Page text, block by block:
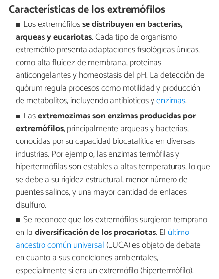
Características de los extremófilos
Los extremófilosse distribuyen en bacterias,
arqueas y eucariotas. Cada tipo de organismo
extremófilo presenta adaptaciones fisiológicas únicas,
como alta fluidez de membrana, proteínas
anticongelantes y homeostasis del pH. La detección de
quórum regula procesos como motilidad y producción
de metabolitos, incluyendo antibióticos yenzimas.
Lasextremozimas son enzimas producidas por
extremófilos, principalmente arqueas y bacterias,
conocidas por su capacidad biocatalítica en diversas
industrias. Por ejemplo, las enzimas termófilas y
hipertermófilas son estables a altas temperaturas, lo que
se debe a su rigidez estructural, menor número de
puentes salinos, y una mayor cantidad de enlaces
disulfuro.
Se reconoce que los extremófilos surgieron temprano
en ladiversificación de los procariotas. El último
ancestro común universal (LUCA) es objeto de debate
en cuanto a sus condiciones ambientales,
especialmente si era un extremófilo (hipertermófilo).